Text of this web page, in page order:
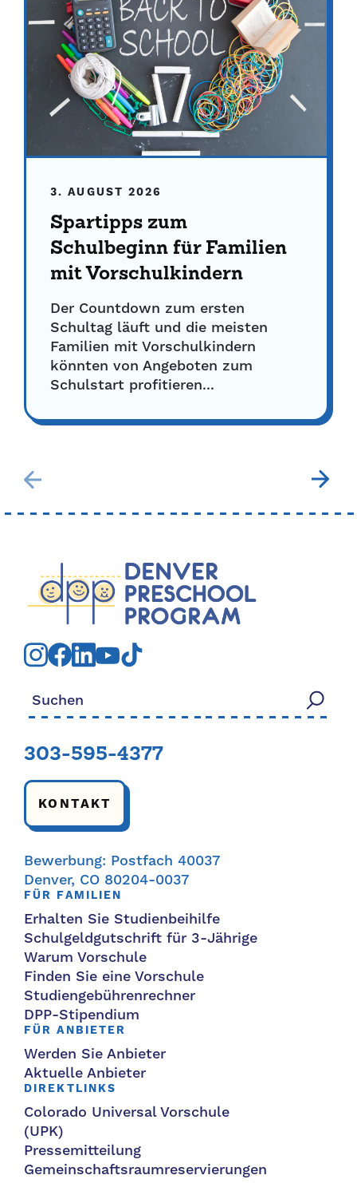
3. AUGUST 2026
Spartipps zum
Schulbeginn für Familien
mit Vorschulkindern
Der Countdown zum ersten
Schultag läuft und die meisten
Familien mit Vorschulkindern
könnten von Angeboten zum
Schulstart profitieren...
Suchen nach:
303-595-4377
KONTAKT
Bewerbung: Postfach 40037
Denver, CO 80204-0037
FÜR FAMILIEN
Erhalten Sie Studienbeihilfe
Schulgeldgutschrift für 3-Jährige
Warum Vorschule
Finden Sie eine Vorschule
Studiengebührenrechner
DPP-Stipendium
FÜR ANBIETER
Werden Sie Anbieter
Aktuelle Anbieter
DIREKTLINKS
Colorado Universal Vorschule
(UPK)
Pressemitteilung
Gemeinschaftsraumreservierungen